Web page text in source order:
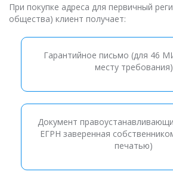
При покупке адреса для первичный
общества) клиент получает:
Гарантийное письмо (для 46
месту требования)
Документ
ЕГРН заверенная
печатью)